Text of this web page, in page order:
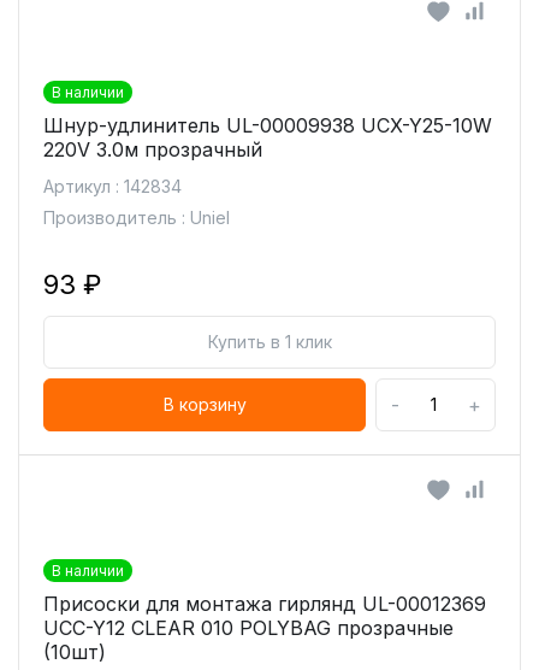
В наличии
Шнур-удлинитель UL-00009938 UCX-Y25-10W
220V 3.0м прозрачный
Артикул : 142834
Производитель : Uniel
93 ₽
Купить в 1 клик
В корзину - +
В наличии
Присоски для монтажа гирлянд UL-00012369
UCC-Y12 CLEAR 010 POLYBAG прозрачные
(10шт)